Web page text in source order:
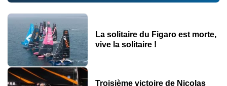
La solitaire du Figaro est morte,
vive la solitaire !
Troisième victoire de Nicolas